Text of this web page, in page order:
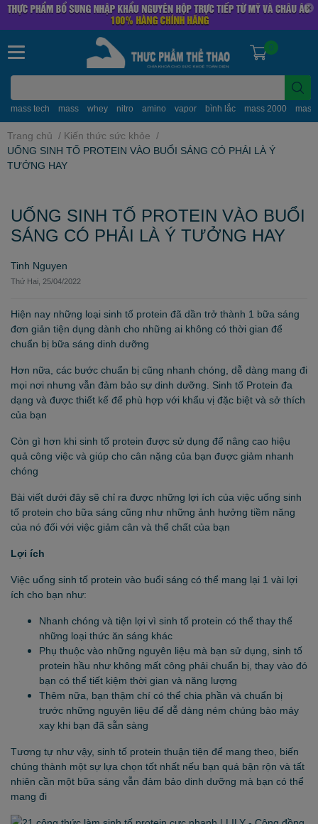
mass tech mass whey nitro amino vapor bình lắc mass 2000
0
Trang chủ / Kiến thức sức khỏe /
UỐNG SINH TỐ PROTEIN VÀO BUỔI SÁNG CÓ PHẢI LÀ Ý
TƯỞNG HAY
UỐNG SINH TỐ PROTEIN VÀO BUỔI
SÁNG CÓ PHẢI LÀ Ý TƯỞNG HAY
Tinh Nguyen
Thứ Hai, 25/04/2022
Hiện nay những loại sinh tố protein đã dần trở thành 1 bữa sáng
đơn giản tiện dụng dành cho những ai không có thời gian để
chuẩn bị bữa sáng dinh dưỡng
Hơn nữa, các bước chuẩn bị cũng nhanh chóng, dễ dàng mang đi
mọi nơi nhưng vẫn đảm bảo sự dinh dưỡng. Sinh tố Protein đa
dạng và được thiết kế để phù hợp với khẩu vị đặc biệt và sở thích
của bạn
Còn gì hơn khi sinh tố protein được sử dụng để nâng cao hiệu
quả công việc và giúp cho cân nặng của bạn được giảm nhanh
chóng
Bài viết dưới đây sẽ chỉ ra được những lợi ích của việc uống sinh
tố protein cho bữa sáng cũng như những ảnh hưởng tiềm năng
của nó đối với việc giảm cân và thể chất của bạn
Lợi ích
Việc uống sinh tố protein vào buổi sáng có thể mang lại 1 vài lợi
ích cho bạn như:
Nhanh chóng và tiện lợi vì sinh tố protein có thể thay thế
những loại thức ăn sáng khác
Phụ thuộc vào những nguyên liệu mà bạn sử dụng, sinh tố
protein hầu như không mất công phải chuẩn bị, thay vào đó
bạn có thể tiết kiệm thời gian và năng lượng
Thêm nữa, bạn thậm chí có thể chia phần và chuẩn bị
trước những nguyên liệu để dễ dàng ném chúng bào máy
xay khi bạn đã sẵn sàng
Tương tự như vậy, sinh tố protein thuận tiện để mang theo, biến
chúng thành một sự lựa chọn tốt nhất nếu bạn quá bận rộn và tất
nhiên cần một bữa sáng vẫn đảm bảo dinh dưỡng mà bạn có thể
mang đi